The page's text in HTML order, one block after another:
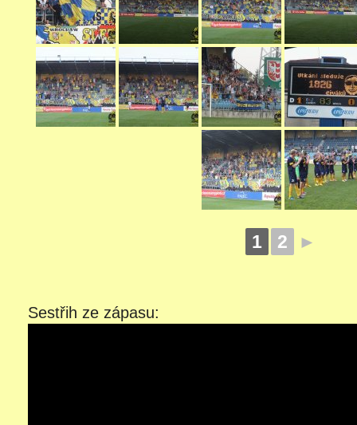
1 2 ►
Sestřih ze zápasu: